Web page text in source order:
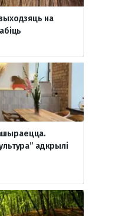
на
адкрылі